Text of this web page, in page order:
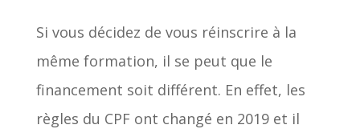
Si vous décidez de vous réinscrire à la
même formation, il se peut que le
financement soit différent. En effet, les
règles du CPF ont changé en 2019 et il